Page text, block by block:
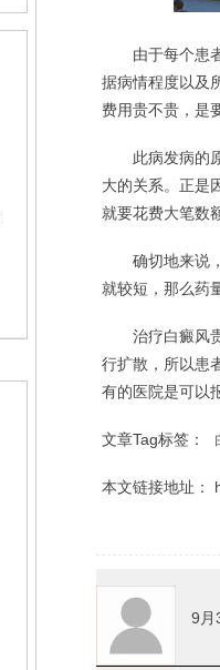
由于每个患者
据病情程度以及
费用贵不贵，是
此病发病的原
大的关系。正是
就要花费大笔数额
确切地来说，
就较短，那么药
治疗白癜风贵
行扩散，所以患
有的医院是可以
文章Tag标签：
本文链接地址：
9月